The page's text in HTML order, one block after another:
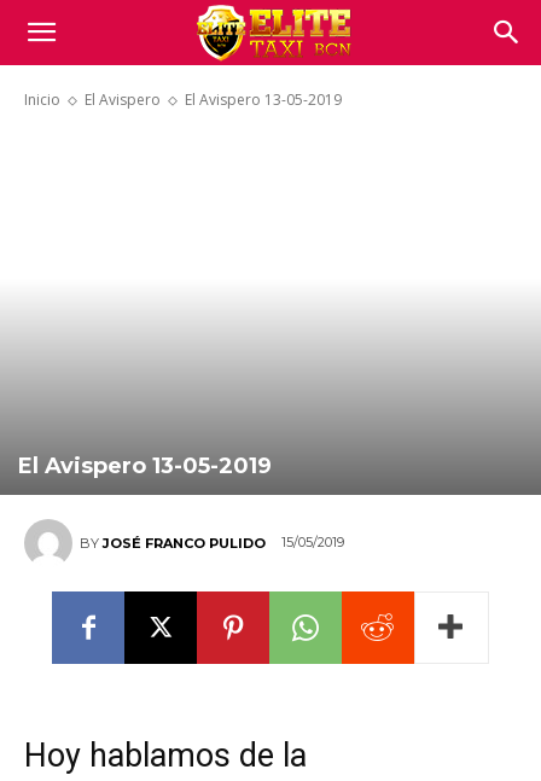
Inicio El Avispero El Avispero 13-05-2019
El Avispero 13-05-2019
BY JOSÉ FRANCO PULIDO 15/05/2019
Hoy hablamos de la